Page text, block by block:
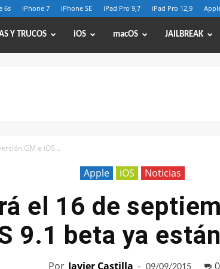
6s iPhone 7 iPhone SE iPad Pro 9,7 iPad Pro 12,9
Y TRUCOS iOS macOS JAILBREAK
GM e iOS...
Apple iOS Noticias
el 16 de
9.1 beta ya
Por Javier Castilla - 0